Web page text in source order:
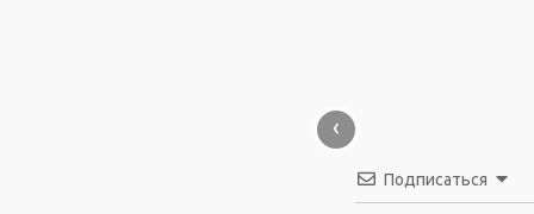
‹
Подписаться